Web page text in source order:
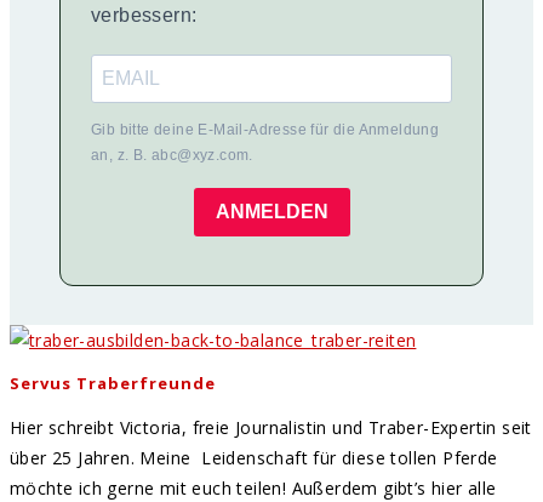
verbessern:
Gib bitte deine E-Mail-Adresse für die Anmeldung
an, z. B. abc@xyz.com.
ANMELDEN
Servus Traberfreunde
Hier schreibt Victoria, freie Journalistin und Traber-Expertin seit
über 25 Jahren. Meine Leidenschaft für diese tollen Pferde
möchte ich gerne mit euch teilen! Außerdem gibt’s hier alle